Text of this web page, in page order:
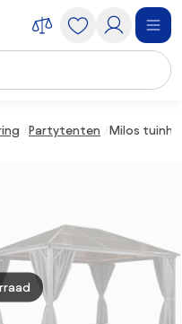
Partytenten Milos